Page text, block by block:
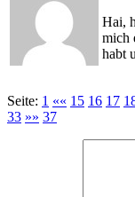
Hai,
mich
habt
Seite: 1 «« 15 16 17
33 »» 37